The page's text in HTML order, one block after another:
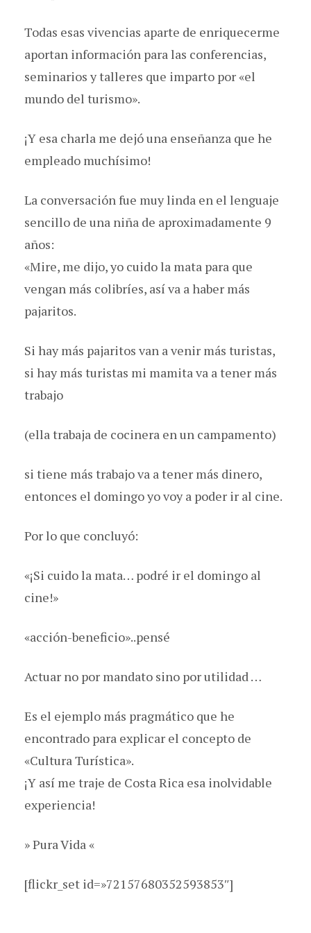
Todas esas vivencias aparte de enriquecerme
aportan información para las conferencias,
seminarios y talleres que imparto por «el
mundo del turismo».
¡Y esa charla me dejó una enseñanza que he
empleado muchísimo!
La conversación fue muy linda en el lenguaje
sencillo de una niña de aproximadamente 9
años:
«Mire, me dijo, yo cuido la mata para que
vengan más colibríes, así va a haber más
pajaritos.
Si hay más pajaritos van a venir más turistas,
si hay más turistas mi mamita va a tener más
trabajo
(ella trabaja de cocinera en un campamento)
si tiene más trabajo va a tener más dinero,
entonces el domingo yo voy a poder ir al cine.
Por lo que concluyó:
«¡Si cuido la mata… podré ir el domingo al
cine!»
«acción-beneficio»..pensé
Actuar no por mandato sino por utilidad …
Es el ejemplo más pragmático que he
encontrado para explicar el concepto de
«Cultura Turística».
¡Y así me traje de Costa Rica esa inolvidable
experiencia!
» Pura Vida «
[flickr_set id=»72157680352593853″]